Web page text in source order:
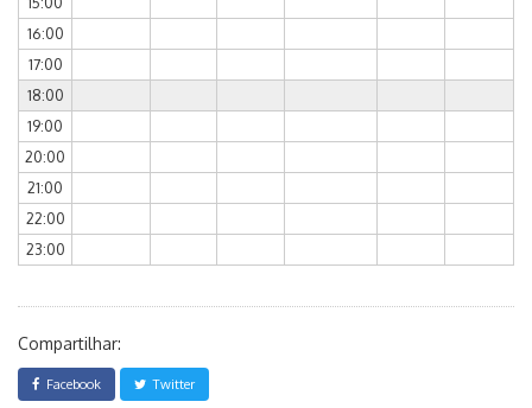
16:00
17:00
18:00
19:00
20:00
21:00
22:00
23:00
Compartilhar:
Facebook Twitter